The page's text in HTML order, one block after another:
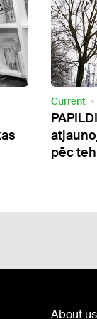
Children
LM
About us